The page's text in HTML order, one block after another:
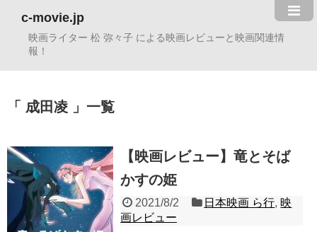
c-movie.jp
映画ライター 松 弥々子 による映画レビューと映画関連情
報！
成田凌 一覧
【映画レビュー】竜とそば
かすの姫
2021/8/2 日本映画 ら行, 映
画レビュー